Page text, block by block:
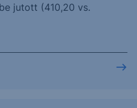
jutott (410,20 vs.